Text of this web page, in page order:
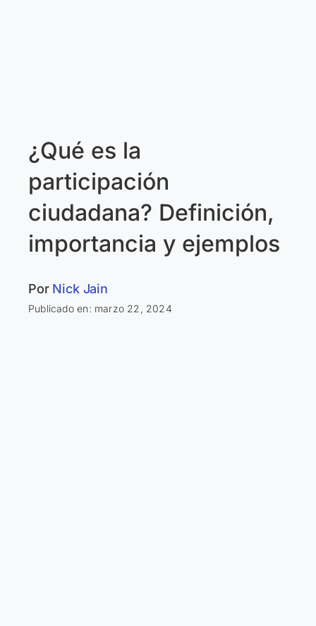
¿Qué es la
participación
ciudadana? Definición,
importancia y ejemplos
Por Nick Jain
Publicado en: marzo 22, 2024